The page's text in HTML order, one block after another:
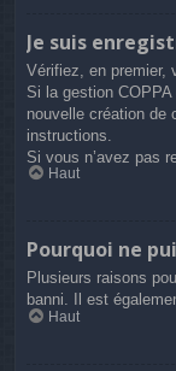
Je suis
Vérifiez, en premier,
Si la gestion
nouvelle création de
instructions.
Si vous n’avez pas
Haut
Pourquoi ne
Plusieurs raisons
banni. Il est
Haut